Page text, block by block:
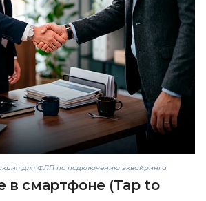
для ФЛП по подключению эквайринга
в смартфоне (Tap to